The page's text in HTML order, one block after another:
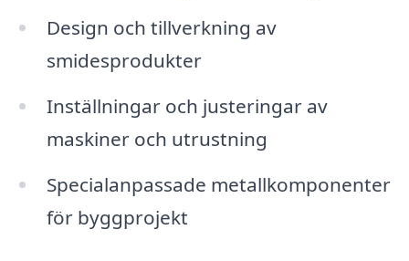
Design och tillverkning av
smidesprodukter
Inställningar och justeringar av
maskiner och utrustning
Specialanpassade metallkomponenter
för byggprojekt